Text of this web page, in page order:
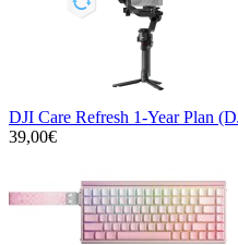
DJI Care Refresh 1-Year Plan
39,00€